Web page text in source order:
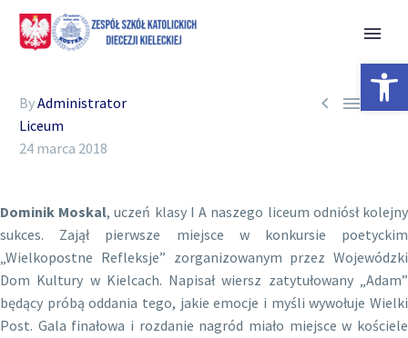
  
ByAdministrator
Liceum
24 marca 2018
Dominik Moskal, uczeń klasy I A naszego liceum odniósł kolejny
sukces. Zajął pierwsze miejsce w konkursie poetyckim
„Wielkopostne Refleksje” zorganizowanym przez Wojewódzki
Dom Kultury w Kielcach. Napisał wiersz zatytułowany „Adam”
będący próbą oddania tego, jakie emocje i myśli wywołuje Wielki
Post. Gala finałowa i rozdanie nagród miało miejsce w kościele